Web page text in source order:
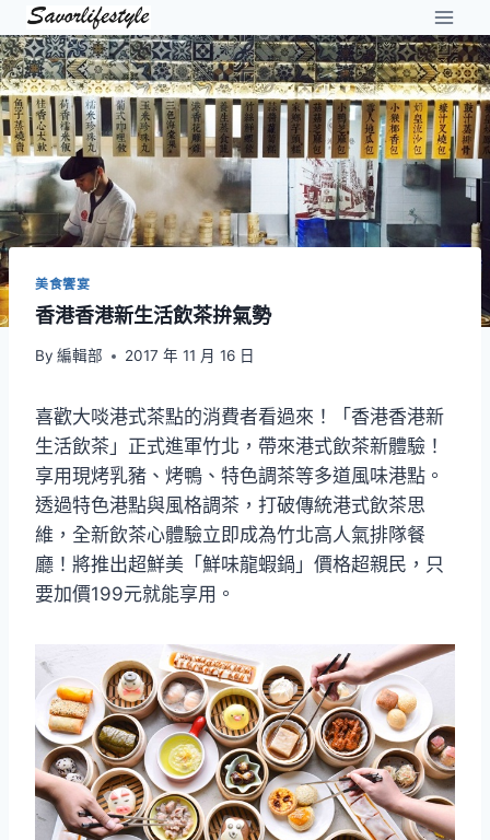
Skip
to
content
美食饗宴
香港香港新生活飲茶拚氣勢
By 編輯部 2017 年 11 月 16 日
喜歡大啖港式茶點的消費者看過來！「香港香港新
生活飲茶」正式進軍竹北，帶來港式飲茶新體驗！
享用現烤乳豬、烤鴨、特色調茶等多道風味港點。
透過特色港點與風格調茶，打破傳統港式飲茶思
維，全新飲茶心體驗立即成為竹北高人氣排隊餐
廳！將推出超鮮美「鮮味龍蝦鍋」價格超親民，只
要加價199元就能享用。